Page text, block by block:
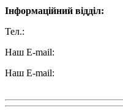
Інформаційний відділ:
Тел.:
Наш E-mail:
Наш E-mail: